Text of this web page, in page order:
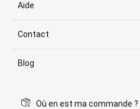
Aide
Contact
Blog
Où en est ma commande ?